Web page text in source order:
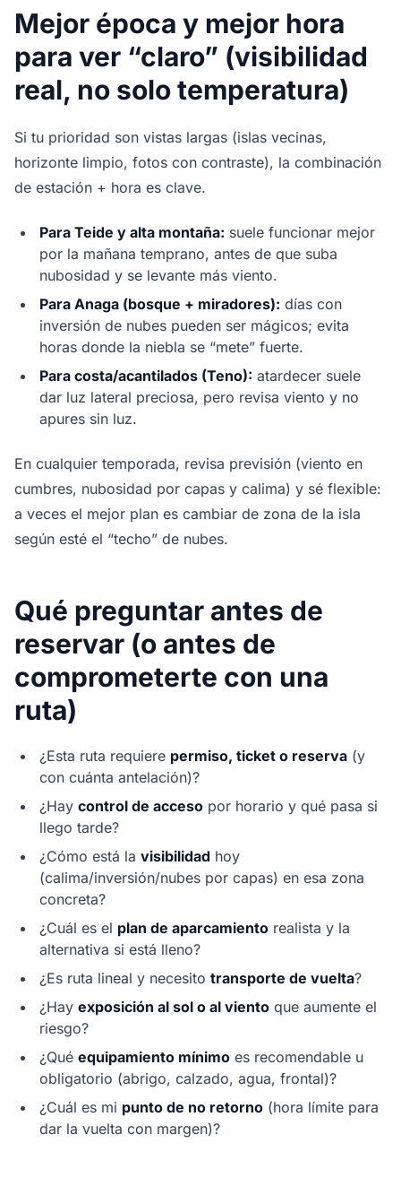
Mejor época y mejor hora
para ver “claro” (visibilidad
real, no solo temperatura)
Si tu prioridad son vistas largas (islas vecinas,
horizonte limpio, fotos con contraste), la combinación
de estación + hora es clave.
Para Teide y alta montaña: suele funcionar mejor
por la mañana temprano, antes de que suba
nubosidad y se levante más viento.
Para Anaga (bosque + miradores): días con
inversión de nubes pueden ser mágicos; evita
horas donde la niebla se “mete” fuerte.
Para costa/acantilados (Teno): atardecer suele
dar luz lateral preciosa, pero revisa viento y no
apures sin luz.
En cualquier temporada, revisa previsión (viento en
cumbres, nubosidad por capas y calima) y sé flexible:
a veces el mejor plan es cambiar de zona de la isla
según esté el “techo” de nubes.
Qué preguntar antes de
reservar (o antes de
comprometerte con una
ruta)
¿Esta ruta requiere permiso, ticket o reserva (y
con cuánta antelación)?
¿Hay control de acceso por horario y qué pasa si
llego tarde?
¿Cómo está la visibilidad hoy
(calima/inversión/nubes por capas) en esa zona
concreta?
¿Cuál es el plan de aparcamiento realista y la
alternativa si está lleno?
¿Es ruta lineal y necesito transporte de vuelta?
¿Hay exposición al sol o al viento que aumente el
riesgo?
¿Qué equipamiento mínimo es recomendable u
obligatorio (abrigo, calzado, agua, frontal)?
¿Cuál es mi punto de no retorno (hora límite para
dar la vuelta con margen)?